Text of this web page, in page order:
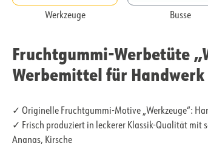
Werkzeuge Busse
Fruchtgummi-Werbetüte
Werbemittel für Handwerk
✓ Originelle Fruchtgummi-Motive „Werkzeuge“:
✓ Frisch produziert in leckerer Klassik-Qualität mit
Ananas, Kirsche